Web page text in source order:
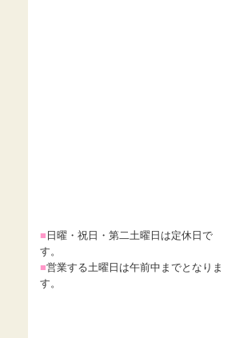
■ 日曜・祝日・第二土曜日は定休日で
す。
■営業する土曜日は午前中までとなりま
す。